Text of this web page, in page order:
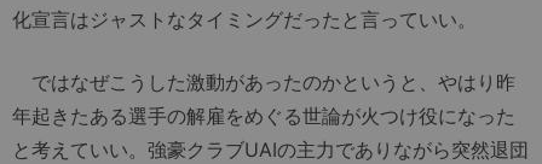
化宣言はジャストなタイミングだったと言っていい。
ではなぜこうした激動があったのかというと、やはり昨
年起きたある選手の解雇をめぐる世論が火つけ役になった
と考えていい。強豪クラブUAIの主力でありながら突然退団